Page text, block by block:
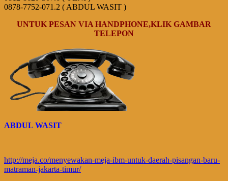
0878-7752-071.2 ( ABDUL WASIT )
UNTUK PESAN VIA HANDPHONE,KLIK GAMBAR
TELEPON
ABDUL WASIT
http://meja.co/menyewakan-meja-ibm-untuk-daerah-pisangan-baru-
matraman-jakarta-timur/